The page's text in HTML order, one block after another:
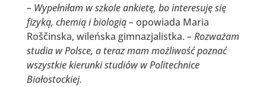
– Wypełniłam w szkole ankietę, bo interesuję się
fizyką, chemią i biologią – opowiada Maria
Roščinska, wileńska gimnazjalistka. – Rozważam
studia w Polsce, a teraz mam możliwość poznać
wszystkie kierunki studiów w Politechnice
Białostockiej.